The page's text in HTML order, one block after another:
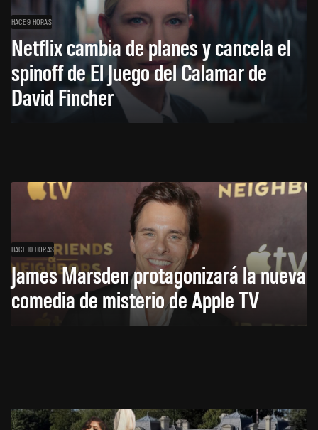
HACE 9 HORAS
Netflix cambia de planes y cancela el
spinoff de El Juego del Calamar de
David Fincher
HACE 10 HORAS
James Marsden protagonizará la nueva
comedia de misterio de Apple TV